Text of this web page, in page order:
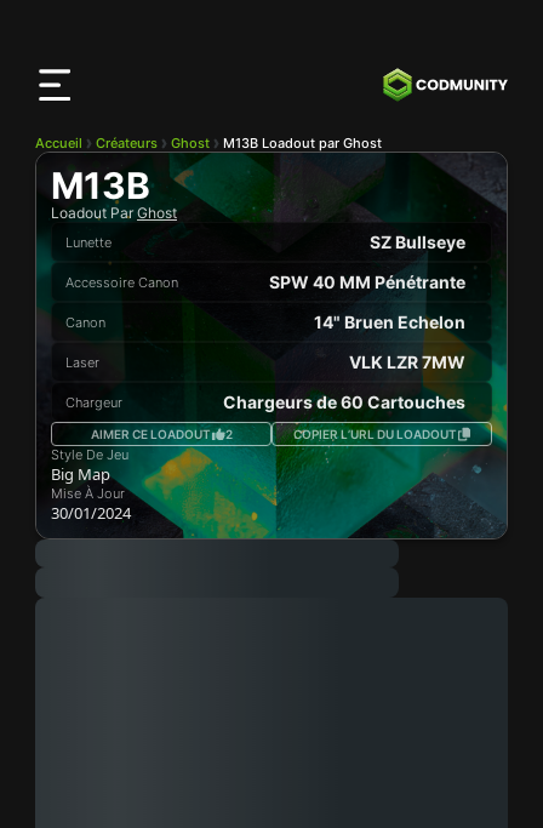
Accueil Créateurs Ghost M13B Loadout par Ghost
M13B
Loadout Par Ghost
Lunette SZ Bullseye
Accessoire Canon SPW 40 MM Pénétrante
Canon 14" Bruen Echelon
Laser VLK LZR 7MW
Chargeur Chargeurs de 60 Cartouches
AIMER CE LOADOUT 2 COPIER L’URL DU LOADOUT
Style De Jeu
Big Map
Mise À Jour
30/01/2024